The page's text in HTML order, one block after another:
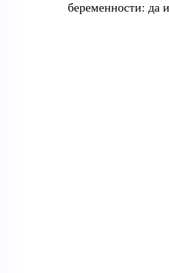
беременности: